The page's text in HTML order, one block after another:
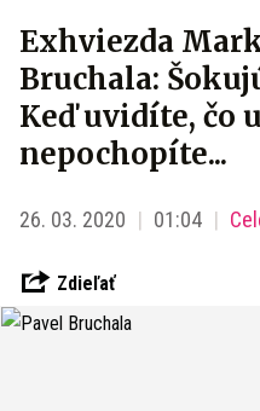
Exhviezda
Bruchala:
Keď uvidíte, čo
nepochopíte...
26. 03. 2020 01:04
Zdieľať